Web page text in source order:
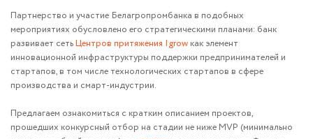
Партнерство и участие Белагропромбанка в подобных
мероприятиях обусловлено его стратегическими планами: банк
развивает сетьЦентров притяжения Igrow как элемент
инновационной инфраструктуры поддержки предпринимателей и
стартапов, в том числе технологических стартапов в сфере
производства и смарт-индустрии.
Предлагаем ознакомиться с кратким описанием проектов,
прошедших конкурсный отбор на стадии не ниже MVP (минимально